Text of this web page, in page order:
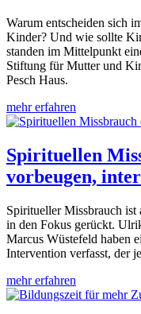
Warum entscheiden sich
Kinder? Und wie sollte
standen im Mittelpunkt
Stiftung für Mutter und
Pesch Haus.
mehr erfahren
Spirituellen
vorbeugen,
Spiritueller Missbrauch ist
in den Fokus gerückt.
Marcus Wüstefeld haben
Intervention verfasst, der
mehr erfahren